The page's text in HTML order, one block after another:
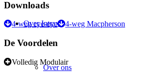
Over Intrax
Over ons
Downloads
4-weg eye-eye 4-weg Macpherson
De Voordelen
Volledig Modulair